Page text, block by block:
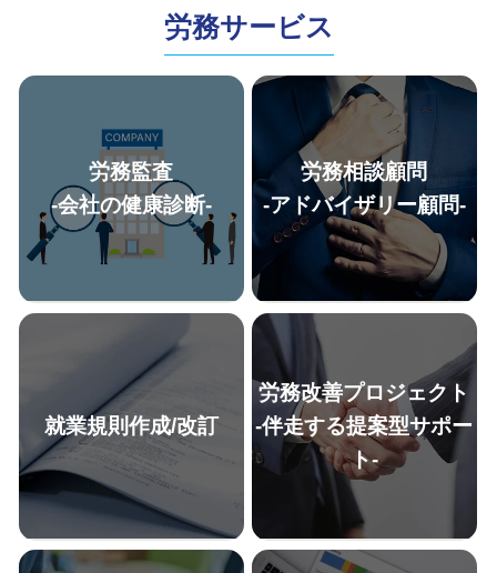
労務サービス
労務監査
-会社の健康診断-
「経営リスク削減のためにも、
定着率向上のためにも労務リス
クを削減したいが、何から手を
つければいいかわからない」、
労務相談顧問
-アドバイザリー顧問-
迅速なレスポンスで、人事労務
の課題解決と人事部長がすぐと
なりにいるような安心感を提供
いたします。基本的な相談か
就業規則作成/改訂
労務改善プロジェクト
-伴走する提案型サポー
ト-